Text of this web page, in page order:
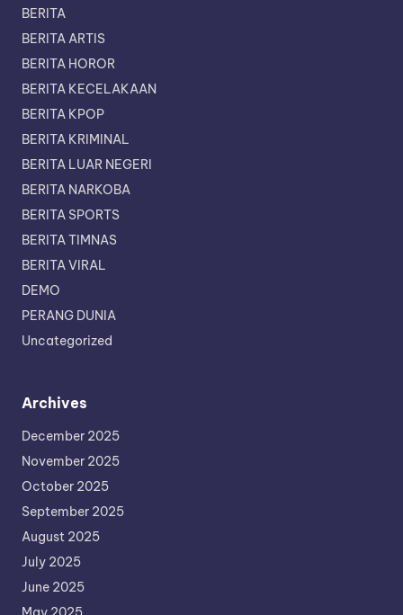
BERITA
BERITA ARTIS
BERITA HOROR
BERITA KECELAKAAN
BERITA KPOP
BERITA KRIMINAL
BERITA LUAR NEGERI
BERITA NARKOBA
BERITA SPORTS
BERITA TIMNAS
BERITA VIRAL
DEMO
PERANG DUNIA
Uncategorized
Archives
December 2025
November 2025
October 2025
September 2025
August 2025
July 2025
June 2025